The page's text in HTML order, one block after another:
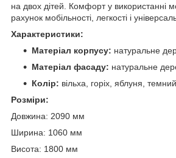
на двох дітей. Комфорт у використанні
рахунок мобільності, легкості і
Характеристики:
Матеріал корпусу: натуральне
Матеріал фасаду: натуральне
Колір: вільха, горіх, яблуня,
Розміри:
Довжина: 2090 мм
Ширина: 1060 мм
Висота: 1800 мм